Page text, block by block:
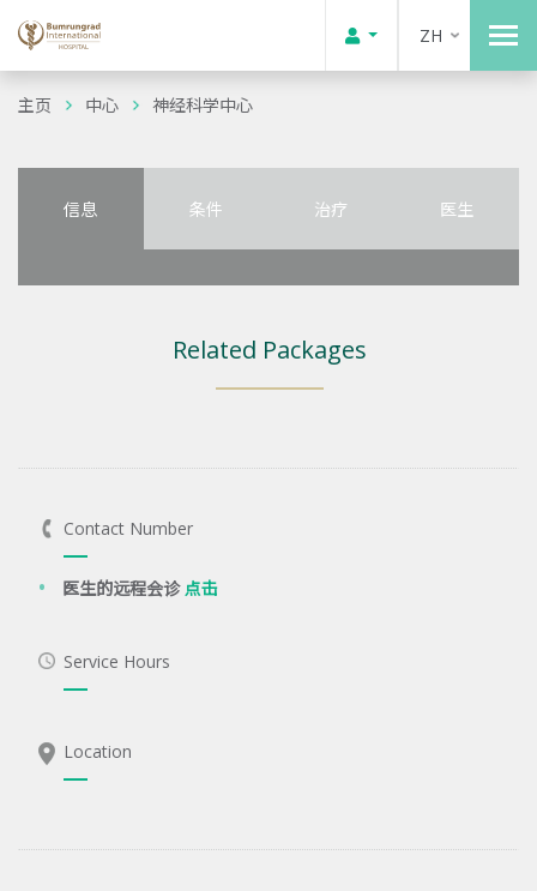
ZH
主页 中心 神经科学中心
信息 条件 治疗 医生
Related Packages
Contact Number
医生的远程会诊点击
Service Hours
Location